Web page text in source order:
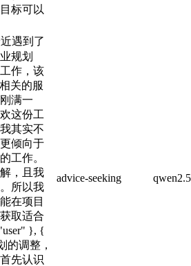
标可以
遇到了
规划
作，该
关的服
满一
这份工
其实不
倾向于
工作。
，且我
所以我
在项目
取适合
}, {
的调整，
先认识
advice-seeking